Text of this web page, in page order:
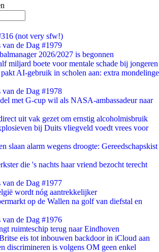
(not very sfw!)
van de Dag #1979
2026/2027 is begonnen
miljard boete voor mentale schade bij jongeren
AI-gebruik in scholen aan: extra mondelinge
van de Dag #1978
met G-cup wil als NASA-ambassadeur naar
uit vak gezet om ernstig alcoholmisbruik
bij Duits vliegveld voedt vrees voor
slaan alarm wegens droogte: Gereedschapskist
die 's nachts haar vriend bezocht terecht
van de Dag #1977
wordt nóg aantrekkelijker
op de Wallen na golf van diefstal en
van de Dag #1976
ruimteschip terug naar Eindhoven
eis tot inbouwen backdoor in iCloud aan
discrimineren is volgens OM geen enkel